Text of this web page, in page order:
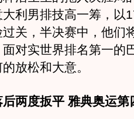
利男排技高一筹，以
关，半决赛中，他们
对实世界排名第一的
放松和大意。
两度扳平 雅典奥运第